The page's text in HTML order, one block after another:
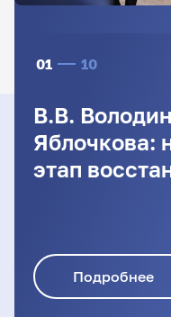
01 10
В.В.
Яблочкова:
этап
Подробнее